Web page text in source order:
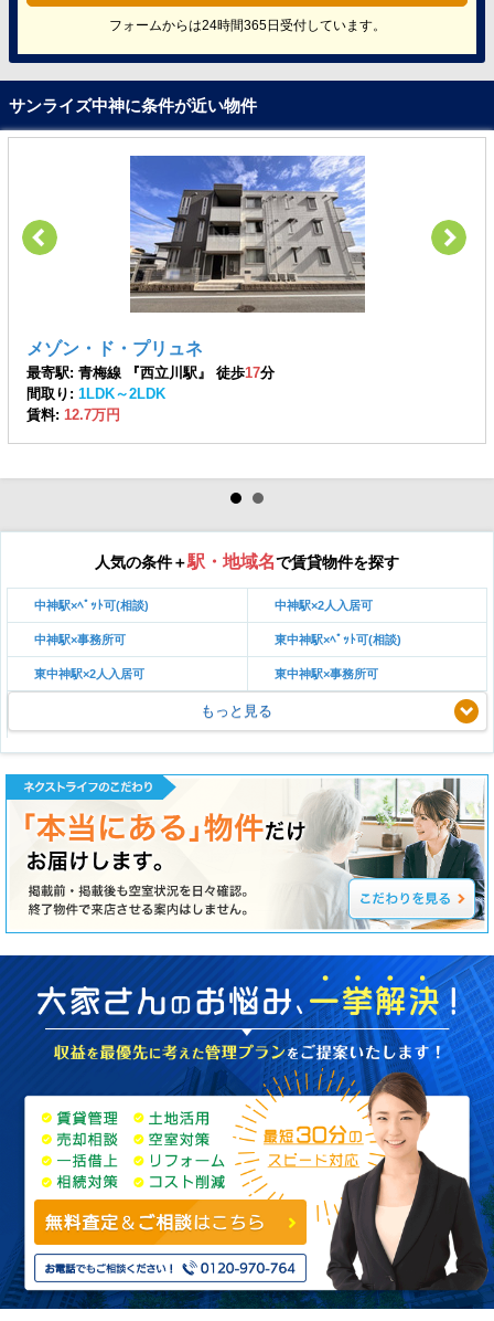
フォームからは24時間365日受付しています。
サンライズ中神に条件が近い物件
メゾン・ド・プリュネ
最寄駅: 青梅線 『西立川駅』 徒歩17分
間取り: 1LDK～2LDK
賃料: 12.7万円
人気の条件＋駅・地域名で賃貸物件を探す
中神駅×ﾍﾟｯﾄ可(相談) 中神駅×2人入居可
中神駅×事務所可 東中神駅×ﾍﾟｯﾄ可(相談)
東中神駅×2人入居可 東中神駅×事務所可
もっと見る